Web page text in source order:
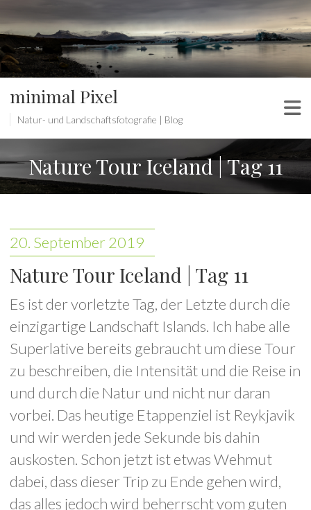
minimal Pixel
Natur- und Landschaftsfotografie | Blog
Nature Tour Iceland | Tag 11
20. September 2019
Nature Tour Iceland | Tag 11
Es ist der vorletzte Tag, der Letzte durch die
einzigartige Landschaft Islands. Ich habe alle
Superlative bereits gebraucht um diese Tour
zu beschreiben, die Intensität und die Reise in
und durch die Natur und nicht nur daran
vorbei. Das heutige Etappenziel ist Reykjavik
und wir werden jede Sekunde bis dahin
auskosten. Schon jetzt ist etwas Wehmut
dabei, dass dieser Trip zu Ende gehen wird,
das alles jedoch wird beherrscht vom guten